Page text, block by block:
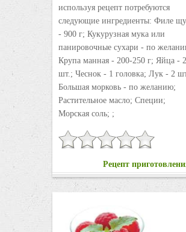
используя рецепт потребуются
следующие ингредиенты: Филе
- 900 г; Кукурузная мука или
панировочные сухари - по
Крупа манная - 200-250 г; Яйца - 2
шт.; Чеснок - 1 головка; Лук - 2
Большая морковь - по желанию;
Растительное масло; Специи;
Морская соль; ;
Рецепт